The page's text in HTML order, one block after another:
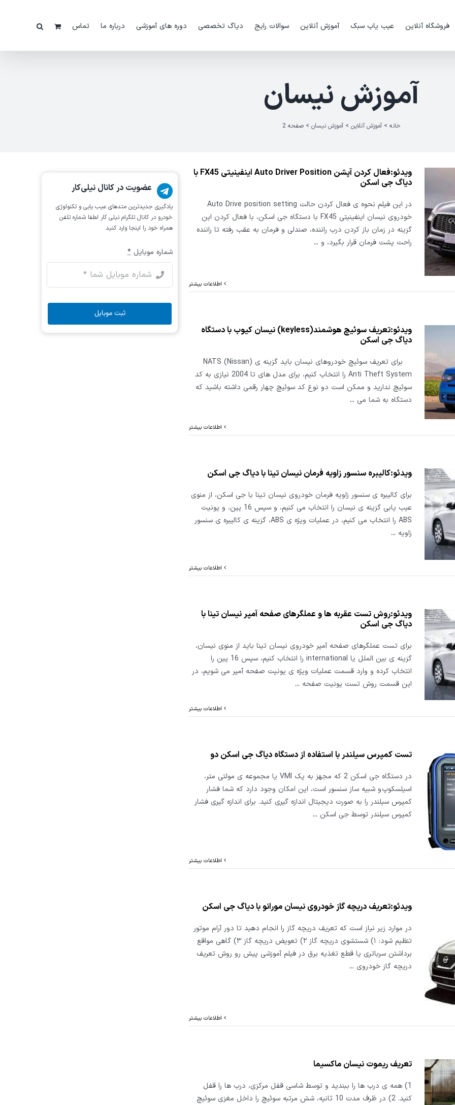
فروشگاه آنلاین عیب یاب سبک آموزش آنلاین سوالات رایج دیاگ تخصصی دوره های آموزشی درباره ما تماس
آموزش نیسان
خانه >آموزش آنلاین >آموزش نیسان >صفحه 2
ویدئو:فعال کردن آپشن Auto Driver Position اینفینیتی FX45 با
دیاگ جی اسکن
در این فیلم نحوه ی فعال کردن حالت Auto Drive position setting
خودروی نیسان اینفینیتی FX45 با دستگاه جی اسکن، با فعال کردن این
گزینه در زمان باز کردن درب راننده، صندلی و فرمان به عقب رفته تا راننده
راحت پشت فرمان قرار بگیرد، و ...
اطلاعات بیشتر
ویدئو:تعریف سوئیچ هوشمند(keyless) نیسان کیوب با دستگاه
دیاگ جی اسکن
برای تعریف سوئیچ خودروهای نیسان باید گزینه ی (NATS (Nissan
Anti Theft System را انتخاب کنیم، برای مدل های تا 2004 نیازی به کد
سوئیچ ندارید و ممکن است دو نوع کد سوئیچ چهار رقمی داشته باشید که
دستگاه به شما می ...
اطلاعات بیشتر
ویدئو:کالیبره سنسور زاویه فرمان نیسان تینا با دیاگ جی اسکن
برای کالیبره ی سنسور زاویه فرمان خودروی نیسان تینا با جی اسکن، از منوی
عیب یابی گزینه ی نیسان را انتخاب می کنیم، و سپس 16 پین، و یونیت
ABS را انتخاب می کنیم، در عملیات ویژه ی ABS، گزینه ی کالیبره ی سنسور
زاویه ...
اطلاعات بیشتر
ویدئو:روش تست عقربه ها و عملگرهای صفحه آمپر نیسان تینا با
دیاگ جی اسکن
برای تست عملگرهای صفحه آمپر خودروی نیسان تینا باید از منوی نیسان،
گزینه ی بین الملل یا international را انتخاب کنیم، سپس 16 پین را
انتخاب کرده و وارد قسمت عملیات ویژه ی یونیت صفحه آمپر می شویم، در
این قسمت روش تست یونیت صفحه ...
اطلاعات بیشتر
تست کمپرس سیلندر با استفاده از دستگاه دیاگ جی اسکن دو
در دستگاه جی اسکن 2 که مجهز به پک VMI یا مجموعه ی مولتی متر،
اسیلسکوپ و شبیه ساز سنسور است، این امکان وجود دارد که شما فشار
کمپرس سیلندر را به صورت دیجیتال اندازه گیری کنید. برای اندازه گیری فشار
کمپرس سیلندر توسط جی اسکن ...
اطلاعات بیشتر
ویدئو:تعریف دریچه گاز خودروی نیسان مورانو با دیاگ جی اسکن
در موارد زیر نیاز است که تعریف دریچه گاز را انجام دهید تا دور آرام موتور
تنظیم شود: ۱) شستشوی دریچه گاز ۲) تعویض دریچه گاز ۳) گاهی مواقع
برداشتن سرباتری یا قطع تغذیه برق در فیلم آموزشی پیش رو روش تعریف
دریچه گاز خودروی ...
اطلاعات بیشتر
تعریف ریموت نیسان ماکسیما
1) همه ی درب ها را ببندید و توسط شاسی قفل مرکزی، درب ها را قفل
کنید. 2) در ظرف مدت 10 ثانیه، شش مرتبه سوئیچ را داخل مغزی سوئیچ
عضویت در کانال نیلی‌کار
یادگیری جدیدترین متد‌های عیب یابی‌ و تکنولوژی
خودرو در کانال تلگرام نیلی کار لطفا شماره تلفن
همراه خود را اینجا وارد کنید
شماره موبایل *
ثبت موبایل